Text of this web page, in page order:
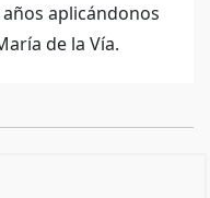
años aplicándonos
de la Vía.